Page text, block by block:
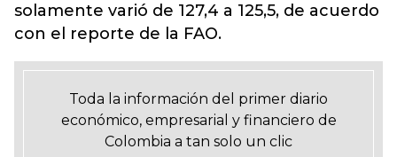
solamente varió de 127,4 a 125,5, de acuerdo
con el reporte de la FAO.
Toda la información del primer diario
económico, empresarial y financiero de
Colombia a tan solo un clic